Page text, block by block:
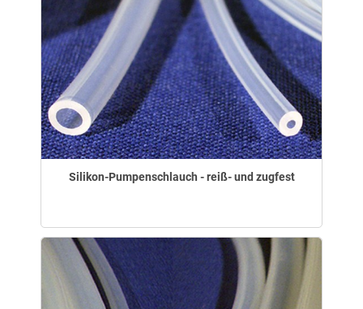
Silikon-Pumpenschlauch - reiß- und zugfest